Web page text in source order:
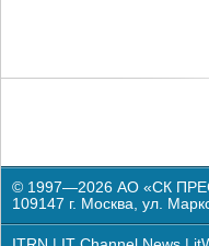
© 1997—2026 АО «СК
109147 г. Москва, ул.